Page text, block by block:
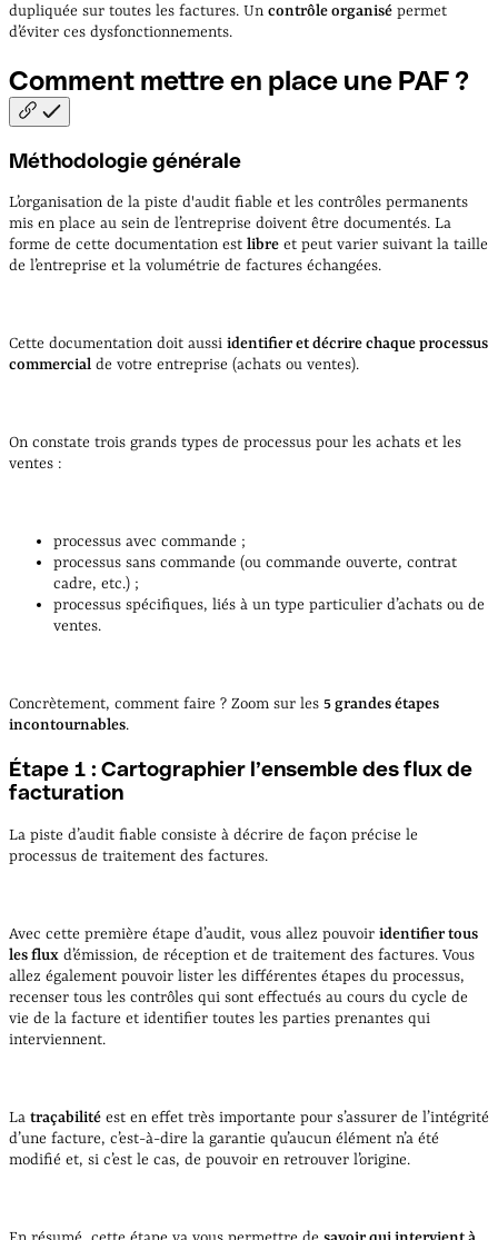
dupliquée sur toutes les factures. Un contrôle organisé permet
d’éviter ces dysfonctionnements.
Comment mettre en place une PAF ?
Méthodologie générale
L’organisation de la piste d'audit fiable et les contrôles permanents
mis en place au sein de l’entreprise doivent être documentés. La
forme de cette documentation est libre et peut varier suivant la taille
de l’entreprise et la volumétrie de factures échangées.
Cette documentation doit aussi identifier et décrire chaque processus
commercial de votre entreprise (achats ou ventes).
On constate trois grands types de processus pour les achats et les
ventes :
processus avec commande ;
processus sans commande (ou commande ouverte, contrat
cadre, etc.) ;
processus spécifiques, liés à un type particulier d’achats ou de
ventes.
Concrètement, comment faire ? Zoom sur les 5 grandes étapes
incontournables.
Étape 1 : Cartographier l’ensemble des flux de
facturation
La piste d’audit fiable consiste à décrire de façon précise le
processus de traitement des factures.
Avec cette première étape d’audit, vous allez pouvoir identifier tous
les flux d’émission, de réception et de traitement des factures. Vous
allez également pouvoir lister les différentes étapes du processus,
recenser tous les contrôles qui sont effectués au cours du cycle de
vie de la facture et identifier toutes les parties prenantes qui
interviennent.
La traçabilité est en effet très importante pour s’assurer de l’intégrité
d’une facture, c’est-à-dire la garantie qu’aucun élément n’a été
modifié et, si c’est le cas, de pouvoir en retrouver l’origine.